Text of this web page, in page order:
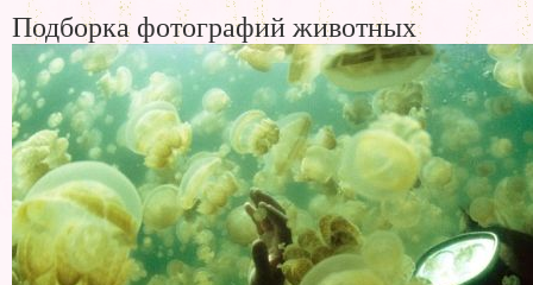
Подборка фотографий животных